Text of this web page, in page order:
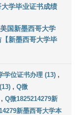
学毕业证书成绩
国新墨西哥大学
新墨西哥大学毕
学位证书办理 (13) ,
, Q微
, Q微1825214279新
新墨西哥大学本